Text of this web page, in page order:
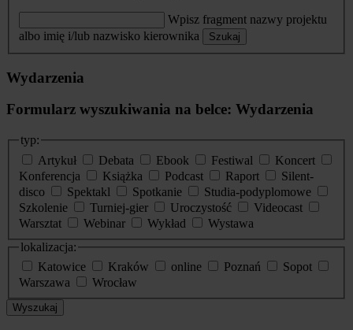
Wpisz fragment nazwy projektu
albo imię i/lub nazwisko kierownika
Szukaj
Wydarzenia
Formularz wyszukiwania na belce: Wydarzenia
typ:
Artykuł
Debata Ebook Festiwal
Koncert
Konferencja
Książka Podcast Raport
Silent-
disco
Spektakl Spotkanie
Studia-podyplomowe
Szkolenie
Turniej-gier Uroczystość
Videocast
Warsztat
Webinar Wykład
Wystawa
lokalizacja:
Katowice
Kraków online Poznań
Sopot
Warszawa
Wrocław
Wyszukaj